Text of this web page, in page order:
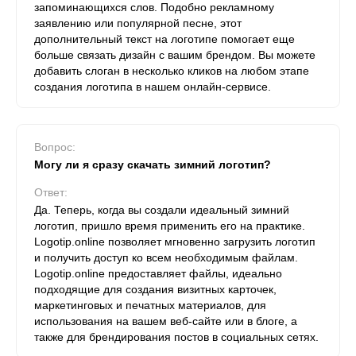
запоминающихся слов. Подобно рекламному
заявлению или популярной песне, этот
дополнительный текст на логотипе помогает еще
больше связать дизайн с вашим брендом. Вы можете
добавить слоган в несколько кликов на любом этапе
создания логотипа в нашем онлайн-сервисе.
Вопрос:
Могу ли я сразу скачать зимний логотип?
Ответ:
Да. Теперь, когда вы создали идеальный зимний
логотип, пришло время применить его на практике.
Logotip.online позволяет мгновенно загрузить логотип
и получить доступ ко всем необходимым файлам.
Logotip.online предоставляет файлы, идеально
подходящие для создания визитных карточек,
маркетинговых и печатных материалов, для
использования на вашем веб-сайте или в блоге, а
также для брендирования постов в социальных сетях.